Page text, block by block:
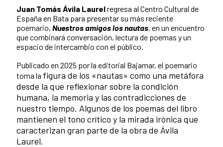
Juan Tomás Ávila Laurelregresa al Centro Cultural de
España en Bata para presentar su más reciente
poemario, Nuestros amigos los nautas, en un encuentro
que combinará conversación, lectura de poemas y un
espacio de intercambio con el público.
Publicado en 2025 por la editorial Bajamar, el poemario
toma la figura de los «nautas» como una metáfora
desde la que reflexionar sobre la condición
humana, la memoria y las contradicciones de
nuestro tiempo. Algunos de los poemas del libro
mantienen el tono crítico y la mirada irónica que
caracterizan gran parte de la obra de Ávila
Laurel.